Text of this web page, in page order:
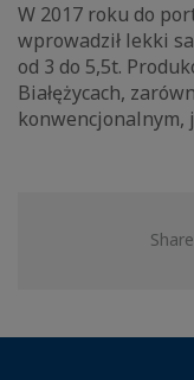
W 2017 roku do
wprowadził lekki
od 3 do 5,5t.
Białężycach,
konwencjonalnym,